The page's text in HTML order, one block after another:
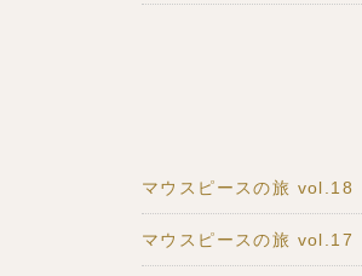
マウスピースの旅 vol.18
マウスピースの旅 vol.17